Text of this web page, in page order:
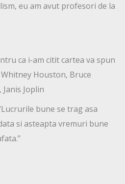
eu am avut profesori de la
ca i-am citit cartea va spun
Houston, Bruce
Joplin
bune se trag asa
si asteapta vremuri bune